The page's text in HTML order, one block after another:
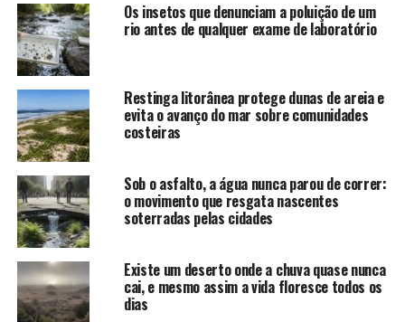
Os insetos que denunciam a poluição de um
rio antes de qualquer exame de laboratório
Restinga litorânea protege dunas de areia e
evita o avanço do mar sobre comunidades
costeiras
Sob o asfalto, a água nunca parou de correr:
o movimento que resgata nascentes
soterradas pelas cidades
Existe um deserto onde a chuva quase nunca
cai, e mesmo assim a vida floresce todos os
dias